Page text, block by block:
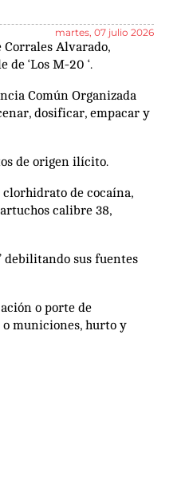
martes, 07 julio 2026
Alvarado,
‘Los M-20 ‘.
Común Organizada
dosificar, empacar y
de origen ilícito.
de cocaína,
calibre 38,
debilitando sus fuentes
o porte de
o municiones, hurto y